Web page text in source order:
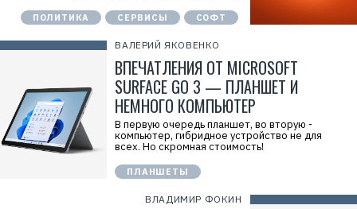
ПОЛИТИКА СЕРВИСЫ СОФТ
ВАЛЕРИЙ ЯКОВЕНКО
ВПЕЧАТЛЕНИЯ ОТ MICROSOFT
SURFACE GO 3 — ПЛАНШЕТ И
НЕМНОГО КОМПЬЮТЕР
В первую очередь планшет, во вторую -
компьютер, гибридное устройство не для
всех. Но скромная стоимость!
ПЛАНШЕТЫ
ВЛАДИМИР ФОКИН